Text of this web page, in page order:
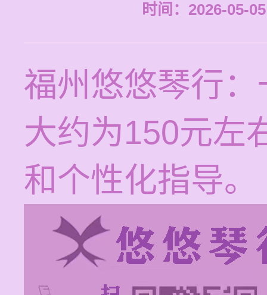
时间：2026-05-
福州悠悠琴行
大约为150元左
和个性化指导。